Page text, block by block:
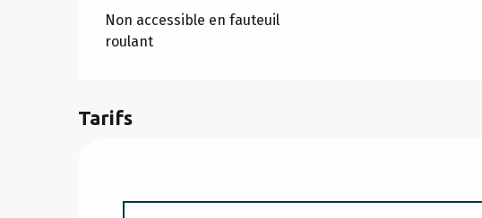
Non accessible en fauteuil
roulant
Tarifs